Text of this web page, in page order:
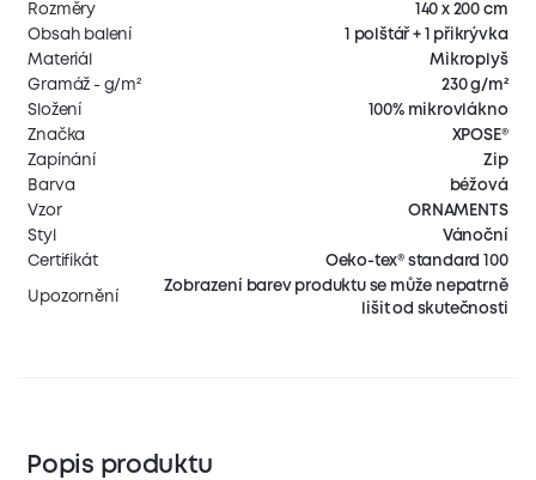
Rozměry
140 x 200 cm
Obsah balení
1 polštář + 1 přikrývka
Materiál
Mikroplyš
Gramáž - g/m²
230 g/m²
Složení
100% mikrovlákno
Značka
XPOSE®
Zapínání
Zip
Barva
béžová
Vzor
ORNAMENTS
Styl
Vánoční
Certifikát
Oeko-tex® standard 100
Upozornění
Zobrazení barev produktu se může nepatrně
lišit od skutečnosti
Popis produktu